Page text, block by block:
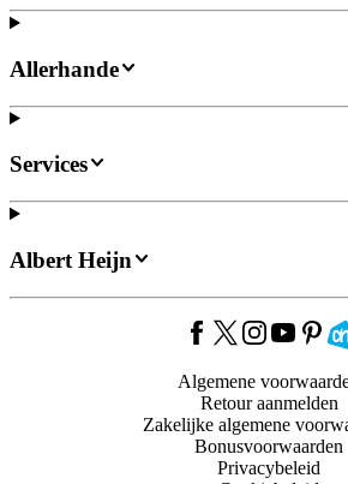
Allerhande
Services
Albert Heijn
Algemene
Retour aanmelden
Zakelijke algemene
Bonusvoorwaarden
Privacybeleid